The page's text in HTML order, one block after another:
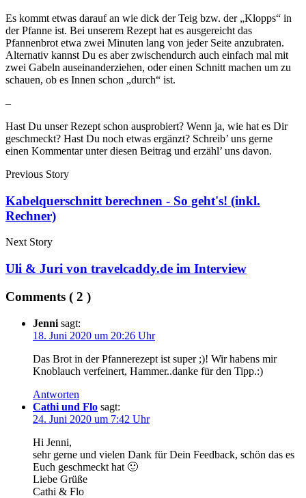
Es kommt etwas darauf an wie dick der Teig bzw. der „Klopps“ in
der Pfanne ist. Bei unserem Rezept hat es ausgereicht das
Pfannenbrot etwa zwei Minuten lang von jeder Seite anzubraten.
Alternativ kannst Du es aber zwischendurch auch einfach mal mit
zwei Gabeln auseinanderziehen, oder einen Schnitt machen um zu
schauen, ob es Innen schon „durch“ ist.
–
Hast Du unser Rezept schon ausprobiert? Wenn ja, wie hat es Dir
geschmeckt? Hast Du noch etwas ergänzt? Schreib’ uns gerne
einen Kommentar unter diesen Beitrag und erzähl’ uns davon.
Previous Story
Kabelquerschnitt berechnen - So geht's! (inkl.
Rechner)
Next Story
Uli & Juri von travelcaddy.de im Interview
Comments ( 2 )
Jenni sagt:
18. Juni 2020 um 20:26 Uhr
Das Brot in der Pfannerezept ist super ;)! Wir habens mir
Knoblauch verfeinert, Hammer..danke für den Tipp.:)
Antworten
Cathi und Flo sagt:
24. Juni 2020 um 7:42 Uhr
Hi Jenni,
sehr gerne und vielen Dank für Dein Feedback, schön das es
Euch geschmeckt hat 🙂
Liebe Grüße
Cathi & Flo